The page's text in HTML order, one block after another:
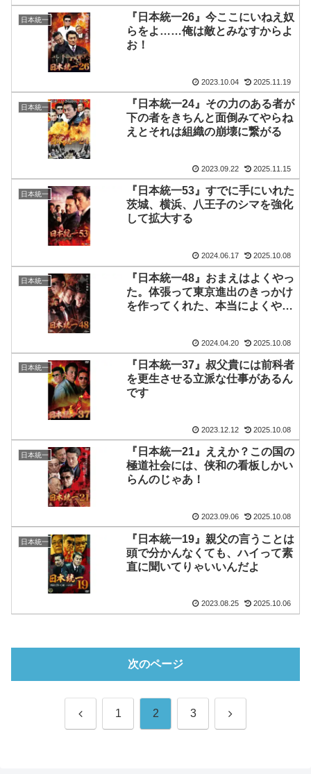
日本統一
『日本統一26』今ここにいねえ奴
らをよ……俺は敵とみなすからよ
お！
2023.10.04 2025.11.19
日本統一
『日本統一24』その力のある者が
下の者をきちんと面倒みてやらね
えとそれは組織の崩壊に繋がる
2023.09.22 2025.11.15
日本統一
『日本統一53』すでに手にいれた
茨城、横浜、八王子のシマを強化
して拡大する
2024.06.17 2025.10.08
日本統一
『日本統一48』おまえはよくやっ
た。体張って東京進出のきっかけ
を作ってくれた、本当によくやっ
2024.04.20 2025.10.08
日本統一
『日本統一37』叔父貴には前科者
を更生させる立派な仕事があるん
です
2023.12.12 2025.10.08
日本統一
『日本統一21』ええか？この国の
極道社会には、侠和の看板しかい
らんのじゃあ！
2023.09.06 2025.10.08
日本統一
『日本統一19』親父の言うことは
頭で分かんなくても、ハイって素
直に聞いてりゃいいんだよ
2023.08.25 2025.10.06
次のページ
前 1 2 3 次